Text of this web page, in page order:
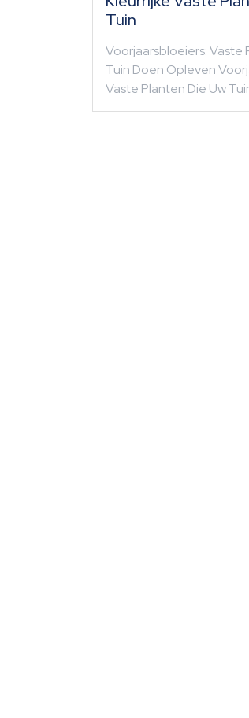
Tuin
Voorjaarsbloeiers: Vaste
Tuin Doen Opleven
Vaste Planten Die Uw